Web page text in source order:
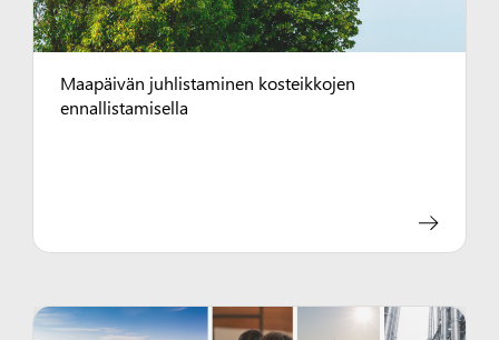
Maapäivän juhlistaminen kosteikkojen
ennallistamisella